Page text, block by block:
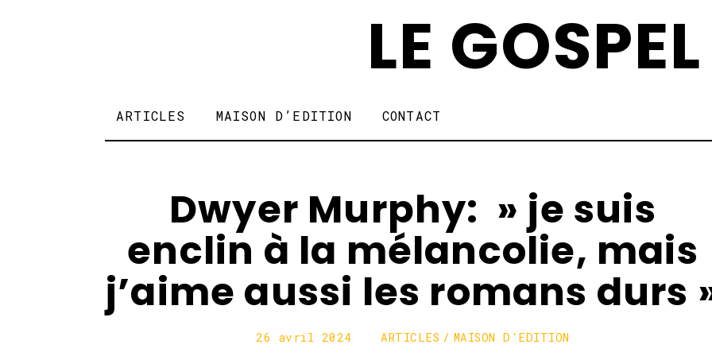
LE GOSPEL
ARTICLES MAISON D’EDITION CONTACT
Dwyer Murphy: » je suis
enclin à la mélancolie, mais
j’aime aussi les romans durs
26 avril 2024 ARTICLES / MAISON D'EDITION